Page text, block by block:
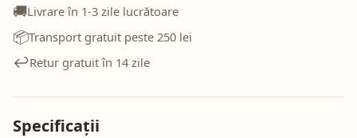
🚚Livrare în 1-3 zile lucrătoare
📦Transport gratuit peste 250 lei
↩️Retur gratuit în 14 zile
Specificații